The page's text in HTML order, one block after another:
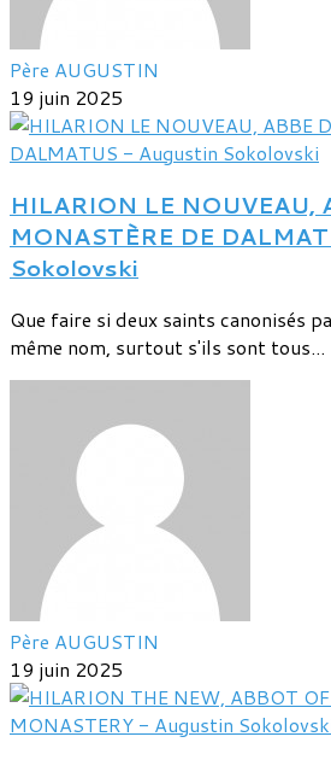
Père AUGUSTIN
19 juin 2025
HILARION LE NOUVEAU,
MONASTÈRE DE
Sokolovski
Que faire si deux saints canonisés
même nom, surtout s'ils sont tous...
Père AUGUSTIN
19 juin 2025